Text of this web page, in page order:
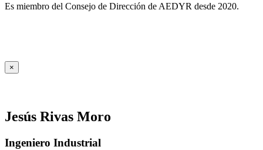
Es miembro del Consejo de Dirección de AEDYR desde 2020.
×
Jesús Rivas Moro
Ingeniero Industrial